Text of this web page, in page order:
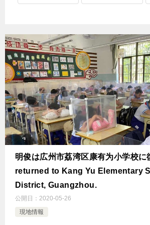
明俊は広州市荔湾区康有为小学校
returned to Kang Yu Elementary
District, Guangzhou.
公開日： 2020-05-26
現地情報